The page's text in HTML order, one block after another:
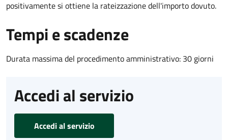
positivamente si ottiene la rateizzazione dell'importo dovuto.
Tempi e scadenze
Durata massima del procedimento amministrativo: 30 giorni
Accedi al servizio
Accedi al servizio